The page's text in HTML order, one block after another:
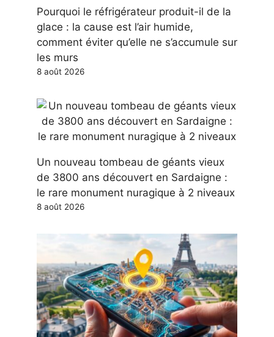
Pourquoi le réfrigérateur produit-il de la
glace : la cause est l’air humide,
comment éviter qu’elle ne s’accumule sur
les murs
8 août 2026
Un nouveau tombeau de géants vieux
de 3800 ans découvert en Sardaigne :
le rare monument nuragique à 2 niveaux
8 août 2026